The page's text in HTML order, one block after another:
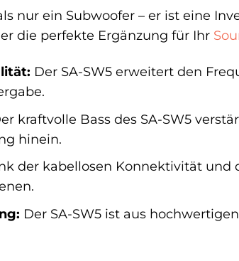
nur ein Subwoofer – er ist eine
die perfekte Ergänzung für Ihr
Der SA-SW5 erweitert den
kraftvolle Bass des SA-SW5
hinein.
der kabellosen Konnektivität und
Der SA-SW5 ist aus